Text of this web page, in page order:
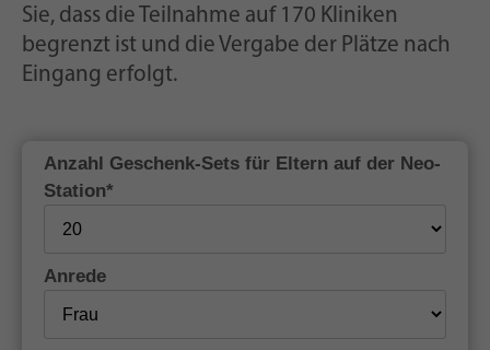
Sie, dass die Teilnahme auf 170 Kliniken
begrenzt ist und die Vergabe der Plätze nach
Eingang erfolgt.
Anzahl Geschenk-Sets für Eltern auf der Neo-
Station*
Anrede